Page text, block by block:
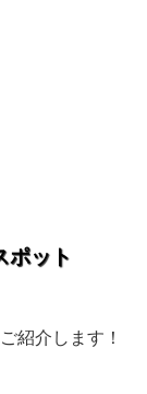
ポット
紹介します！